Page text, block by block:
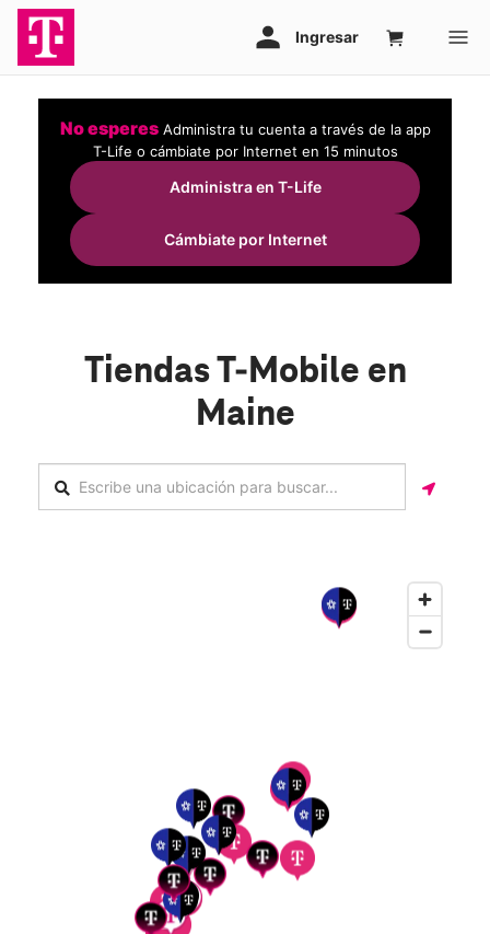
No esperes Administra tu cuenta a través de la app
T-Life o cámbiate por Internet en 15 minutos
Administra en T-Life
Cámbiate por Internet
Tiendas T-Mobile en
Maine